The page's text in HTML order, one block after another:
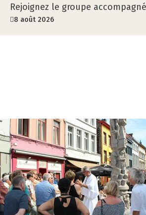
Rejoignez le groupe
8 août 2026